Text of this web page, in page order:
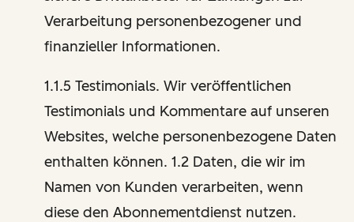
Verarbeitung personenbezogener und
finanzieller Informationen.
1.1.5 Testimonials. Wir veröffentlichen
Testimonials und Kommentare auf unseren
Websites, welche personenbezogene Daten
enthalten können. 1.2 Daten, die wir im
Namen von Kunden verarbeiten, wenn
diese den Abonnementdienst nutzen.